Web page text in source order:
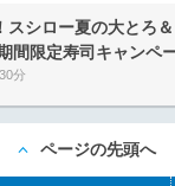
スシロー夏の大とろ
間限定寿司キャンペ
分
ページの先頭へ